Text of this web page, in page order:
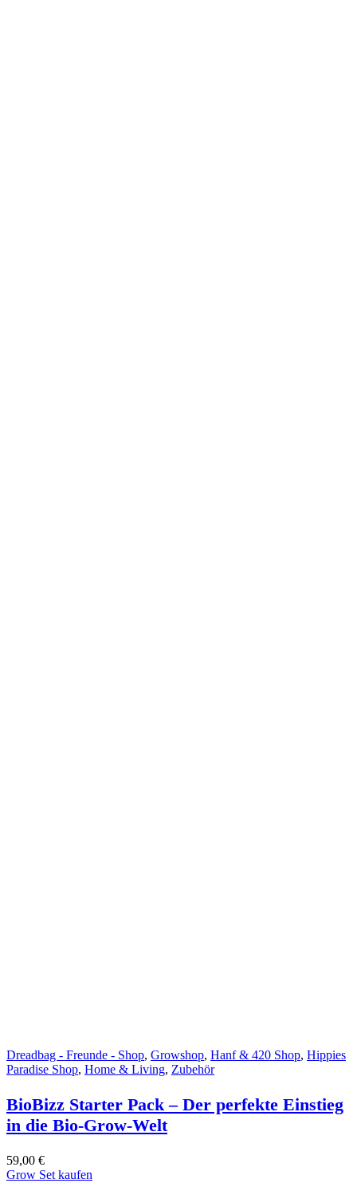
Dreadbag - Freunde - Shop, Growshop, Hanf & 420 Shop, Hippies
Paradise Shop, Home & Living, Zubehör
BioBizz Starter Pack – Der perfekte Einstieg
in die Bio-Grow-Welt
59,00 €
Grow Set kaufen